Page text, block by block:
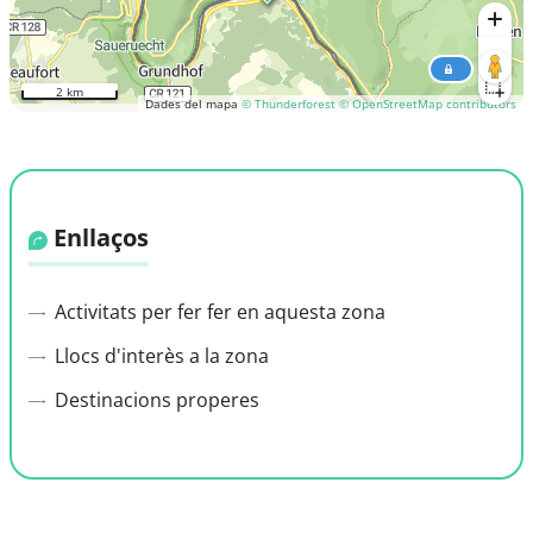
Dades del mapa © Thunderforest © OpenStreetMap contributors
2 km
Enllaços
Activitats per fer fer en aquesta zona
Llocs d'interès a la zona
Destinacions properes